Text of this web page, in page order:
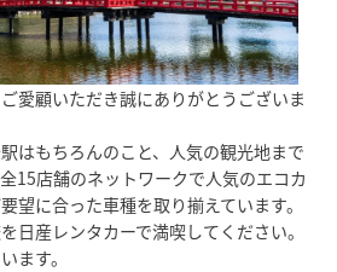
愛顧いただき誠にありがとうございま
はもちろんのこと、人気の観光地まで
15店舗のネットワークで人気のエコカ
望に合った車種を取り揃えています。
日産レンタカーで満喫してください。
ます。